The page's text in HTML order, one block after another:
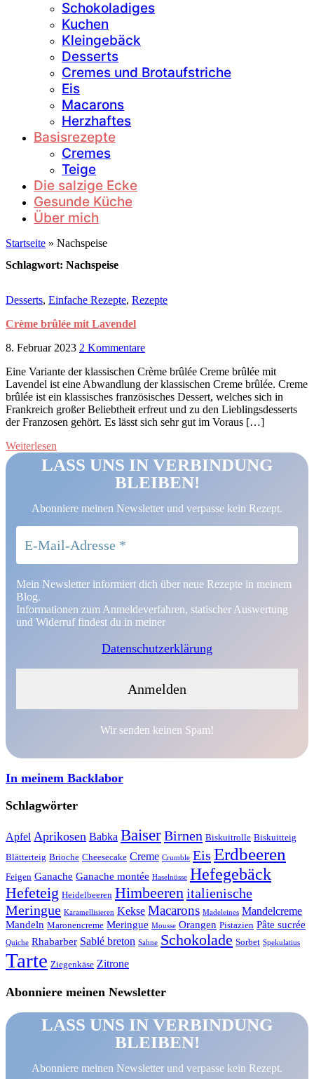
Schokoladiges
Kuchen
Kleingebäck
Desserts
Cremes und Brotaufstriche
Eis
Macarons
Herzhaftes
Basisrezepte
Cremes
Teige
Die salzige Ecke
Gesunde Küche
Über mich
Startseite » Nachspeise
Schlagwort: Nachspeise
Desserts, Einfache Rezepte, Rezepte
Crème brûlée mit Lavendel
8. Februar 2023 2 Kommentare
Eine Variante der klassischen Crème brûlée Creme brûlée mit
Lavendel ist eine Abwandlung der klassischen Creme brûlée. Creme
brûlée ist ein klassisches französisches Dessert, welches sich in
Frankreich großer Beliebtheit erfreut und zu den Lieblingsdesserts
der Franzosen gehört. Es lässt sich sehr gut im Voraus […]
Weiterlesen
LASS UNS IN VERBINDUNG
BLEIBEN!
Abonniere meinen Newsletter und verpasse kein Rezept.
Mein Newsletter informiert dich über neue Rezepte in meinem
Blog.
Informationen zum Anmeldeverfahren, statischer Auswertung
und Widerruf findest du in meiner
Datenschutzerklärung
Wir senden keinen Spam!
In meinem Backlabor
Schlagwörter
Apfel Aprikosen Babka BaiserBirnen Biskuitrolle Biskuitteig
Blätterteig Brioche Cheesecake Creme Crumble Eis Erdbeeren
Feigen Ganache Ganache montée Haselnüsse Hefegebäck
Hefeteig Heidelbeeren Himbeeren italienische
Meringue Karamellisieren Kekse Macarons Madeleines Mandelcreme
Mandeln Maronencreme Meringue Mousse Orangen Pistazien Pâte sucrée
Quiche Rhabarber Sablé breton Sahne Schokolade Sorbet Spekulatius
Tarte Ziegenkäse Zitrone
Abonniere meinen Newsletter
LASS UNS IN VERBINDUNG
BLEIBEN!
Abonniere meinen Newsletter und verpasse kein Rezept.